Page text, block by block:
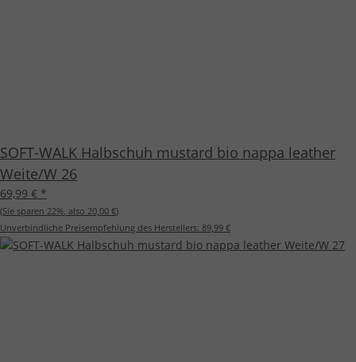
SOFT-WALK Halbschuh mustard bio nappa leather
Weite/W 26
69,99 € *
(Sie sparen 22%, also 20,00 €)
Unverbindliche Preisempfehlung des Herstellers: 89,99 €